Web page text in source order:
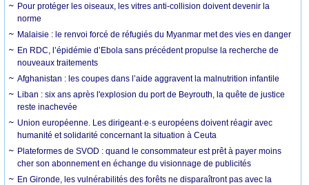
Pour protéger les oiseaux, les vitres anti-collision doivent devenir la
norme
Malaisie : le renvoi forcé de réfugiés du Myanmar met des vies en danger
En RDC, l’épidémie d’Ebola sans précédent propulse la recherche de
nouveaux traitements
Afghanistan : les coupes dans l’aide aggravent la malnutrition infantile
Liban : six ans après l'explosion du port de Beyrouth, la quête de justice
reste inachevée
Union européenne. Les dirigeant·e·s européens doivent réagir avec
humanité et solidarité concernant la situation à Ceuta
Plateformes de SVOD : quand le consommateur est prêt à payer moins
cher son abonnement en échange du visionnage de publicités
En Gironde, les vulnérabilités des forêts ne disparaîtront pas avec la